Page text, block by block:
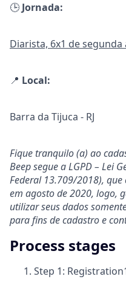
🕒 Jornada:
Diarista, 6x1 de segunda
📍 Local:
Barra da Tijuca - RJ
Fique tranquilo (a) ao
Beep segue a LGPD – Lei
Federal 13.709/2018),
em agosto de 2020, logo,
utilizar seus dados
para fins de cadastro e
Process stages
Step 1: Registration